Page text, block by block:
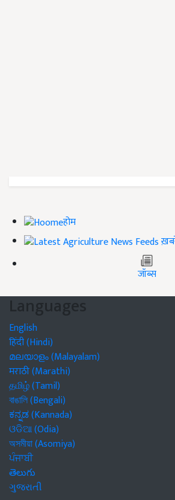
होम
जॉब्स
Languages
English
हिंदी (Hindi)
മലയാളം (Malayalam)
मराठी (Marathi)
தமிழ் (Tamil)
বাঙালি (Bengali)
ಕನ್ನಡ (Kannada)
ଓଡିଆ (Odia)
অসমীয়া (Asomiya)
ਪੰਜਾਬੀ
తెలుగు
ગુજરાતી